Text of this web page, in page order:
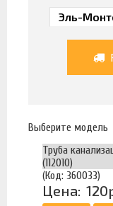
Выберите модель
Труба
(112010)
(Код: 360033)
Цена: